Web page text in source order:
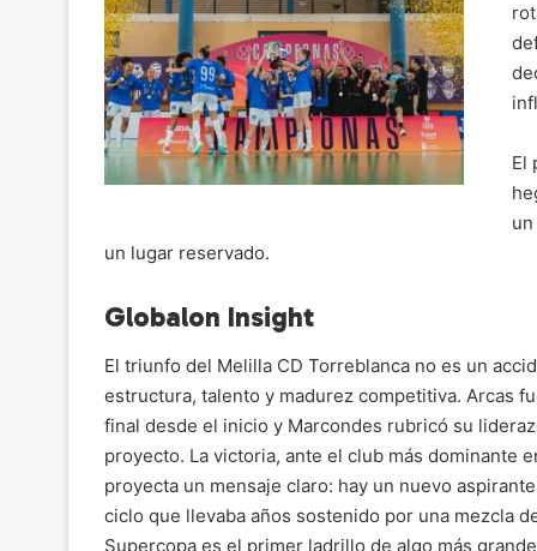
El
un lugar reservado.
Globalon Insight
El triunfo del Melilla CD Torreblanca no es un
estructura, talento y madurez competitiva. Arcas
final desde el inicio y Marcondes rubricó su
proyecto. La victoria, ante el club más dominante
proyecta un mensaje claro: hay un nuevo
ciclo que llevaba años sostenido por una mezcla
Supercopa es el primer ladrillo de algo más